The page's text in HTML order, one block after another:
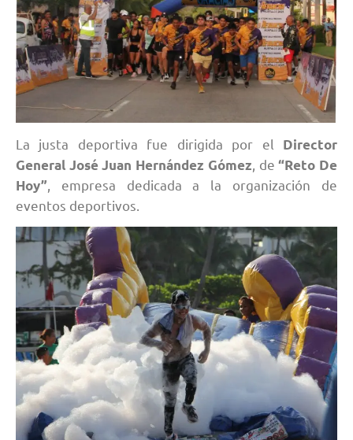
La justa deportiva fue dirigida por el Director
General José Juan Hernández Gómez , de“Reto De
Hoy” , empresa dedicada a la organización de
eventos deportivos.